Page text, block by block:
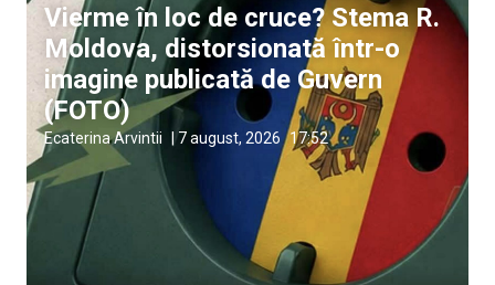
Vierme în loc de cruce? Stema R.
Moldova, distorsionată într-o
imagine publicată de Guvern
(FOTO)
Ecaterina Arvintii | 7 august, 2026 17:52